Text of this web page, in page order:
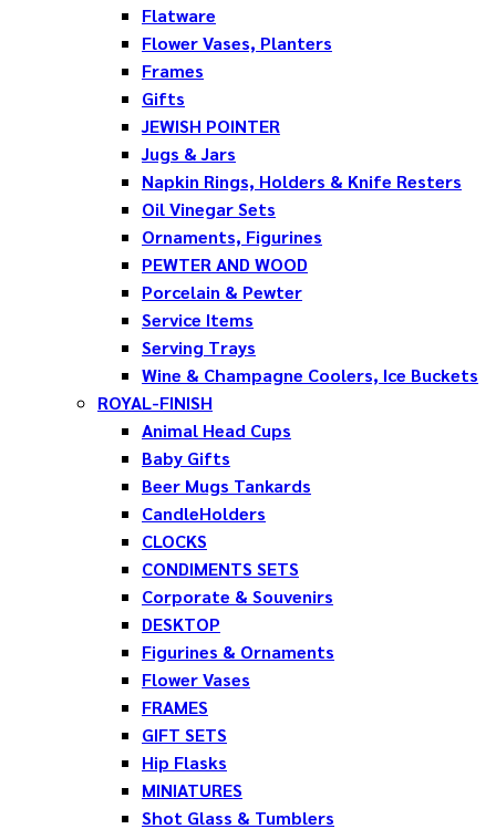
Flatware
Flower Vases, Planters
Frames
Gifts
JEWISH POINTER
Jugs & Jars
Napkin Rings, Holders & Knife Resters
Oil Vinegar Sets
Ornaments, Figurines
PEWTER AND WOOD
Porcelain & Pewter
Service Items
Serving Trays
Wine & Champagne Coolers, Ice Buckets
ROYAL-FINISH
Animal Head Cups
Baby Gifts
Beer Mugs Tankards
CandleHolders
CLOCKS
CONDIMENTS SETS
Corporate & Souvenirs
DESKTOP
Figurines & Ornaments
Flower Vases
FRAMES
GIFT SETS
Hip Flasks
MINIATURES
Shot Glass & Tumblers